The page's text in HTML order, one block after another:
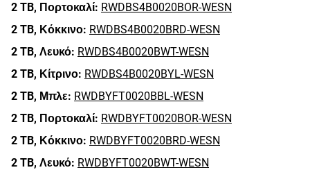
2 TB, Πορτοκαλί: RWDBS4B0020BOR-WESN
2 TB, Κόκκινο: RWDBS4B0020BRD-WESN
2 TB, Λευκό: RWDBS4B0020BWT-WESN
2 TB, Κίτρινο: RWDBS4B0020BYL-WESN
2 TB, Μπλε: RWDBYFT0020BBL-WESN
2 TB, Πορτοκαλί: RWDBYFT0020BOR-WESN
2 TB, Κόκκινο: RWDBYFT0020BRD-WESN
2 TB, Λευκό: RWDBYFT0020BWT-WESN